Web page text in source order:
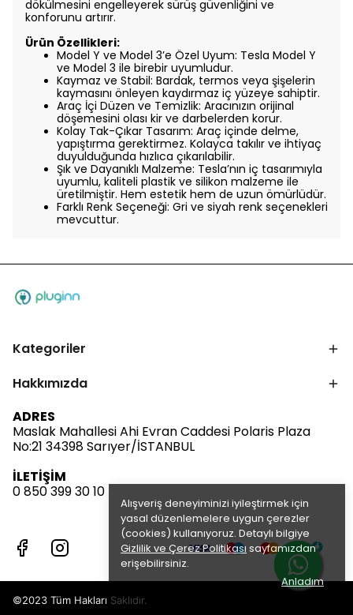
Alışveriş deneyiminizi iyileştirmek için
yasal düzenlemelere uygun çerezler
(cookies) kullanıyoruz. Detaylı bilgiye
Gizlilik ve Çerez Politikası sayfamızdan
erişebilirsiniz.
Anladım
dökülmesini engelleyerek sürüş güvenliğini ve
konforunu artırır.
Ürün Özellikleri:
Model Y ve Model 3’e Özel Uyum: Tesla Model Y
ve Model 3 ile birebir uyumludur.
Kaymaz ve Stabil: Bardak, termos veya şişelerin
kaymasını önleyen kaydırmaz iç yüzeye sahiptir.
Araç İçi Düzen ve Temizlik: Aracınızın orijinal
döşemesini olası kir ve darbelerden korur.
Kolay Tak-Çıkar Tasarım: Araç içinde delme,
yapıştırma gerektirmez. Kolayca takılır ve ihtiyaç
duyulduğunda hızlıca çıkarılabilir.
Şık ve Dayanıklı Malzeme: Tesla’nın iç tasarımıyla
uyumlu, kaliteli plastik ve silikon malzeme ile
üretilmiştir. Hem estetik hem de uzun ömürlüdür.
Farklı Renk Seçeneği: Gri ve siyah renk seçenekleri
mevcuttur.
Kategoriler
Hakkımızda
ADRES
Maslak Mahallesi Ahi Evran Caddesi Polaris Plaza
No:21 34398 Sarıyer/İSTANBUL
İLETİŞİM
0 850 399 30 10
©2023 Tüm Hakları Saklıdır.